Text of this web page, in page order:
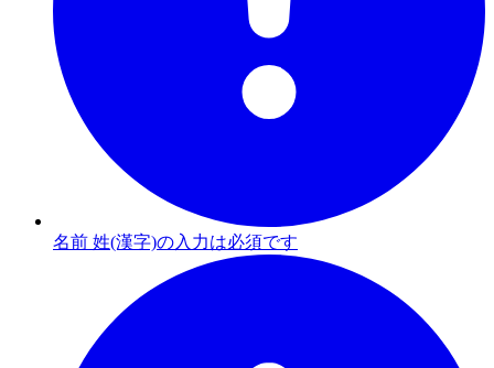
名前 姓(漢字)の入力は必須です